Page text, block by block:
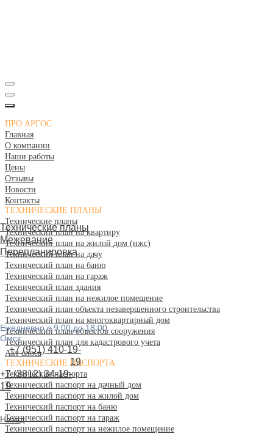
Технические планы
Межевание
Перепланировка
Ежедневно с 9:00 до 18:00.
Омск
+7 (951) 410-19-
19
+7 (3812) 34-19-
19
Назад
ПРО АРГОС
Главная
О компании
Наши работы
Цены
Отзывы
Новости
Контакты
ТЕХНИЧЕСКИЕ ПЛАНЫ
Технические планы
Технический план на квартиру
Технический план на жилой дом (ижс)
Технический план на дачу
Технический план на баню
Технический план на гараж
Технический план здания
Технический план на нежилое помещение
Технический план объекта незавершенного строительства
Технический план на многоквартирный дом
Технический план объектов сооружения
Технический план для кадастрового учета
Акт сноса
ТЕХНИЧЕСКИЕ ПАСПОРТА
Технические паспорта
Технический паспорт на дачный дом
Технический паспорт на жилой дом
Технический паспорт на баню
Технический паспорт на гараж
Технический паспорт на нежилое помещение